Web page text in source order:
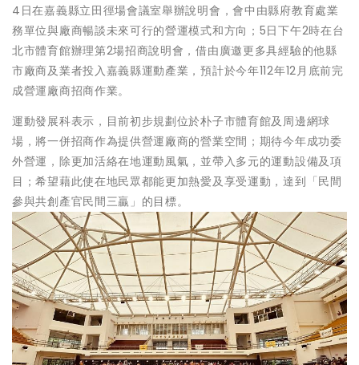
4日在嘉義縣立田徑場會議室舉辦說明會，會中由縣府教育處業
務單位與廠商暢談未來可行的營運模式和方向；5日下午2時在台
北市體育館辦理第2場招商說明會，借由廣邀更多具經驗的他縣
市廠商及業者投入嘉義縣運動產業，預計於今年112年12月底前完
成營運廠商招商作業。
運動發展科表示，目前初步規劃位於朴子市體育館及周邊網球
場，將一併招商作為提供營運廠商的營業空間；期待今年成功委
外營運，除更加活絡在地運動風氣，並帶入多元的運動設備及項
目；希望藉此使在地民眾都能更加熱愛及享受運動，達到「民間
參與共創產官民間三贏」的目標。